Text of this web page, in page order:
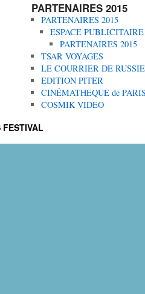
PARTENAIRES 2015
PARTENAIRES 2015
ESPACE PUBLICITAIRE
PARTENAIRES 2015
TSAR VOYAGES
LE COURRIER DE RUSSIE
EDITION PITER
CINÉMATHEQUE de
COSMIK VIDEO
FESTIVAL